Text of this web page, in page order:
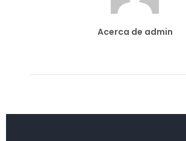
Acerca de admin